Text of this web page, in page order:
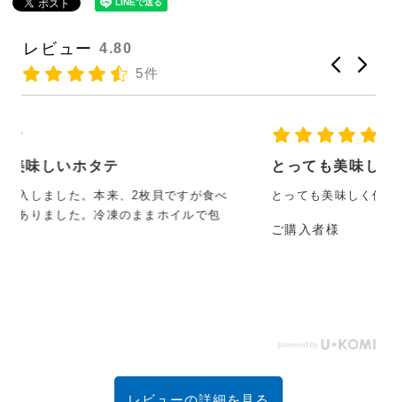
レビュー
4.80
5件
とっても美味しく何度もリピートしてます♡
とっても美味しく何度もリピートしてます♡